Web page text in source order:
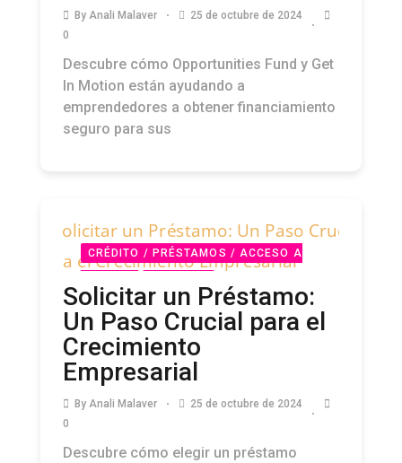
By Anali Malaver
25 de octubre de 2024
0
Descubre cómo Opportunities Fund y Get
In Motion están ayudando a
emprendedores a obtener financiamiento
seguro para sus
CRÉDITO / PRÉSTAMOS / ACCESO A
Solicitar un Préstamo:
Un Paso Crucial para el
Crecimiento
Empresarial
By Anali Malaver
25 de octubre de 2024
0
Descubre cómo elegir un préstamo